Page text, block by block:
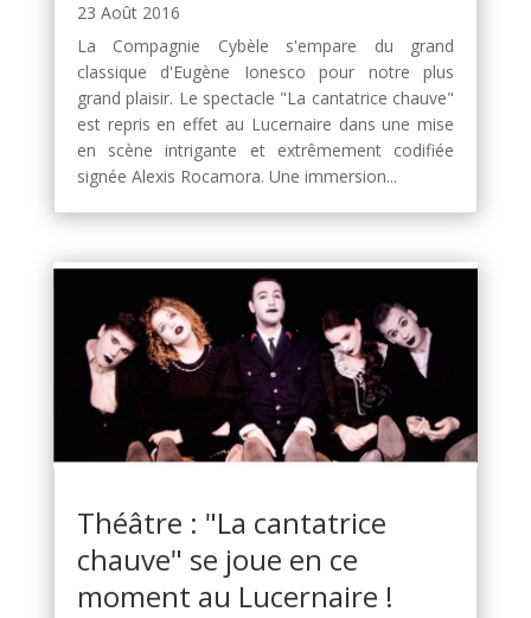
23 Août 2016
La Compagnie Cybèle s'empare du grand
classique d'Eugène Ionesco pour notre plus
grand plaisir. Le spectacle "La cantatrice chauve"
est repris en effet au Lucernaire dans une mise
en scène intrigante et extrêmement codifiée
signée Alexis Rocamora. Une immersion...
Théâtre : "La cantatrice
chauve" se joue en ce
moment au Lucernaire !